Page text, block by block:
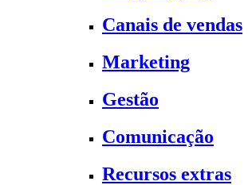
Canais de vendas
Marketing
Gestão
Comunicação
Recursos extras